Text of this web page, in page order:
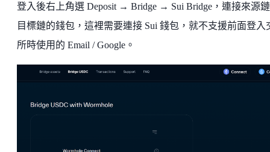
登入後右上角選 Deposit → Bridge → Sui Bridge，連接來源
目標鏈的錢包，這裡需要連接 Sui 錢包，就不支援前面登入
所時使用的 Email / Google。